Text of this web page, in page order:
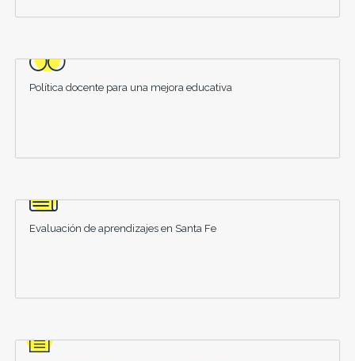
Política docente para una mejora educativa
Evaluación de aprendizajes en Santa Fe